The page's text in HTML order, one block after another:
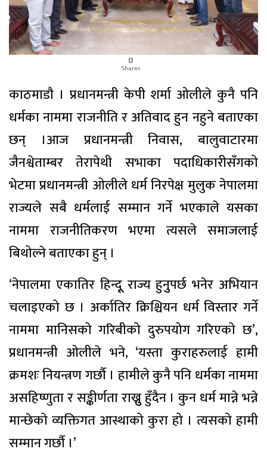
0
Shares
काठमाडाै । प्रधानमन्त्री केपी शर्मा ओलीले कुनै पनि
धर्मका नाममा राजनीति र अतिवाद हुन नहुने बताएका
छन् ।आज प्रधानमन्त्री निवास, बालुवाटारमा
जैनश्वेताम्बर तेरापेथी सभाका पदाधिकारीसँगको
भेटमा प्रधानमन्त्री ओलीले धर्म निरपेक्ष मुलुक नेपालमा
राज्यले सबै धर्मलाई सम्मान गर्ने भएकाले यसका
नाममा राजनीतिकरण भएमा त्यसले समाजलाई
बिथोल्ने बताएका हुन् ।
‘नेपालमा एकातिर हिन्दूू राज्य हुनुुपर्छ भनेर अभियान
चलाइएको छ । अर्कातिर क्रिश्चियन धर्म विस्तार गर्ने
नाममा मानिसको गरिबीको दुरुपयोग गरिएको छ’,
प्रधानमन्त्री ओलीले भने, ‘यस्ता कुराहरुलाई हामी
क्रमशः नियन्त्रण गर्छाै । हामीले कुनै पनि धर्मका नाममा
असहिष्णुता र सङ्कीर्णता राख्नुु हुँदैन । कुन धर्म मान्ने भन्ने
मान्छेको व्यक्तिगत आस्थाको कुरा हो । त्यसको हामी
सम्मान गर्छाै ।’